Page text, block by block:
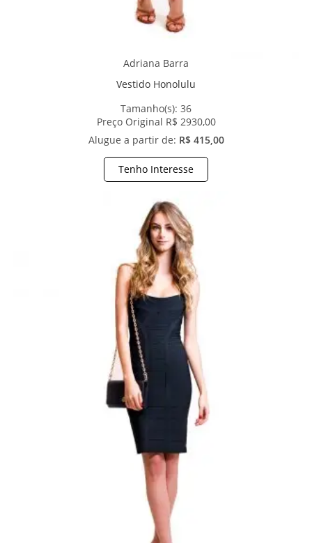
Adriana Barra
Vestido Honolulu
Tamanho(s): 36
Preço Original R$ 2930,00
Alugue a partir de: R$ 415,00
Tenho Interesse